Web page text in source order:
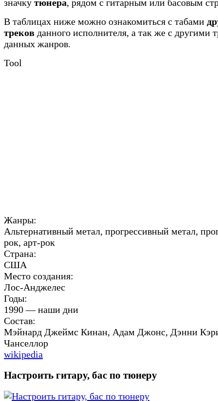
значку тюнера, рядом с гитарным или басовым
В таблицах ниже можно ознакомиться с табами
треков данного исполнителя, а так же с другими
данных жанров.
Tool
Жанры:
Альтернативный метал, прогрессивный метал,
рок, арт-рок
Страна:
США
Место создания:
Лос-Анджелес
Годы:
1990 — наши дни
Состав:
Мэйнард Джеймс Кинан, Адам Джонс, Дэнни
Чанселлор
wikipedia
Настроить гитару, бас по тюнеру